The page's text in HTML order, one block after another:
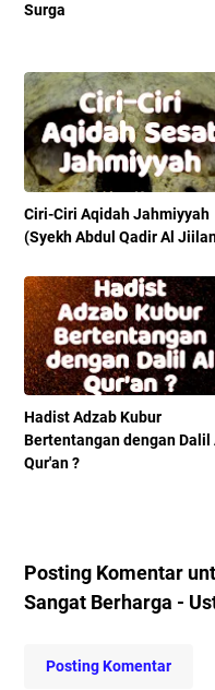
Surga
Ciri-Ciri Aqidah Jahmiyyah
(Syekh Abdul Qadir Al
Hadist Adzab Kubur
Bertentangan dengan Dalil
Qur'an ?
Posting Komentar
Sangat Berharga -
Posting Komentar